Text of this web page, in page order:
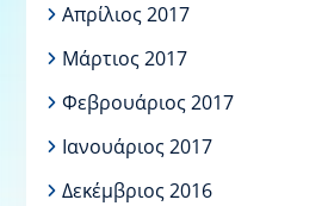
Απρίλιος 2017
Μάρτιος 2017
Φεβρουάριος 2017
Ιανουάριος 2017
Δεκέμβριος 2016